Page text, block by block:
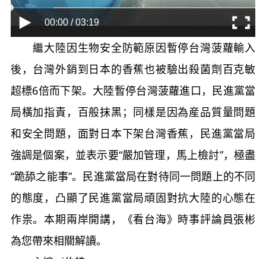
00:00 / 03:19
繼大陸因生物安全防範原因暫停台灣菠蘿輸入
後，台灣外銷到日本的香蕉也被驗出殺菌劑百克敏
超標6倍而下架。大陸暫停台灣菠蘿進口，民進黨當
局橫加指責，百般抹黑；同樣是因為産品質量問題
和安全問題，面對日本下架台灣香蕉，民進黨當局
強調是個案，並表示要“嚴加管理，馬上檢討”，極盡
“跪舔之能事”。民進黨當局在對待同一問題上的不同
的態度，凸顯了民進黨當局頑固對抗大陸的心態在
作祟。本期兩岸開講，《看台海》時事評論員張彬
為您帶來相關解讀。